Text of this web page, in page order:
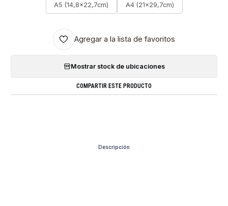
A5 (14,8x22,7cm)
A4 (21x29,7cm)
Agregar a la lista de favoritos
Mostrar stock de ubicaciones
COMPARTIR ESTE PRODUCTO
Descripción